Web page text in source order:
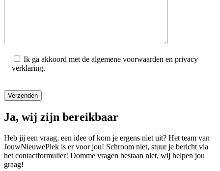
Ik ga akkoord met de algemene voorwaarden en privacy
verklaring.
Ja, wij zijn bereikbaar
Heb jij een vraag, een idee of kom je ergens niet uit? Het team van
JouwNieuwePlek is er voor jou! Schroom niet, stuur je bericht via
het contactformulier! Domme vragen bestaan niet, wij helpen jou
graag!